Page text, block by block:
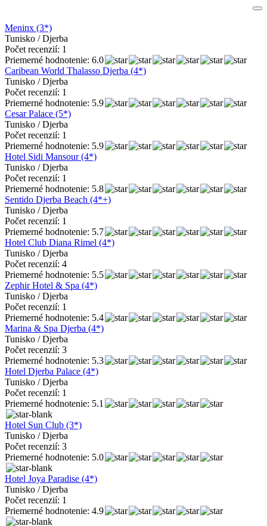
Meninx (3*)
Tunisko / Djerba
Počet recenzií: 1
Priemerné hodnotenie: 6.0
Caribean World Thalasso Djerba (4*)
Tunisko / Djerba
Počet recenzií: 1
Priemerné hodnotenie: 5.9
Cesar Palace (5*)
Tunisko / Djerba
Počet recenzií: 1
Priemerné hodnotenie: 5.9
Hotel Sidi Mansour (4*)
Tunisko / Djerba
Počet recenzií: 1
Priemerné hodnotenie: 5.8
Sentido Djerba Beach (4*+)
Tunisko / Djerba
Počet recenzií: 1
Priemerné hodnotenie: 5.7
Hotel Club Diana Rimel (4*)
Tunisko / Djerba
Počet recenzií: 4
Priemerné hodnotenie: 5.5
Zephir Hotel & Spa (4*)
Tunisko / Djerba
Počet recenzií: 1
Priemerné hodnotenie: 5.4
Marina & Spa Djerba (4*)
Tunisko / Djerba
Počet recenzií: 3
Priemerné hodnotenie: 5.3
Hotel Djerba Palace (4*)
Tunisko / Djerba
Počet recenzií: 1
Priemerné hodnotenie: 5.1
Hotel Sun Club (3*)
Tunisko / Djerba
Počet recenzií: 3
Priemerné hodnotenie: 5.0
Hotel Joya Paradise (4*)
Tunisko / Djerba
Počet recenzií: 1
Priemerné hodnotenie: 4.9